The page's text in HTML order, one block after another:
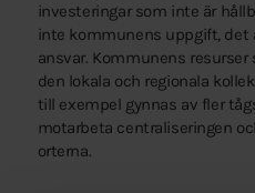
investeringar som inte är
inte kommunens uppgift, det
ansvar. Kommunens
den lokala och regionala
till exempel gynnas av fler
motarbeta centraliseringen
orterna.